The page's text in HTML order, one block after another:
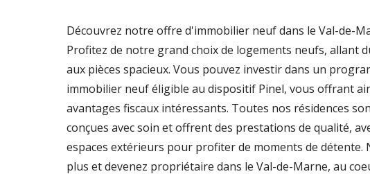
Découvrez notre offre d'immobilier neuf dans le Val-de-
Profitez de notre grand choix de logements neufs, allant
aux pièces spacieux. Vous pouvez investir dans un
immobilier neuf éligible au dispositif Pinel, vous offrant
avantages fiscaux intéressants. Toutes nos résidences
conçues avec soin et offrent des prestations de qualité,
espaces extérieurs pour profiter de moments de détente.
plus et devenez propriétaire dans le Val-de-Marne, au